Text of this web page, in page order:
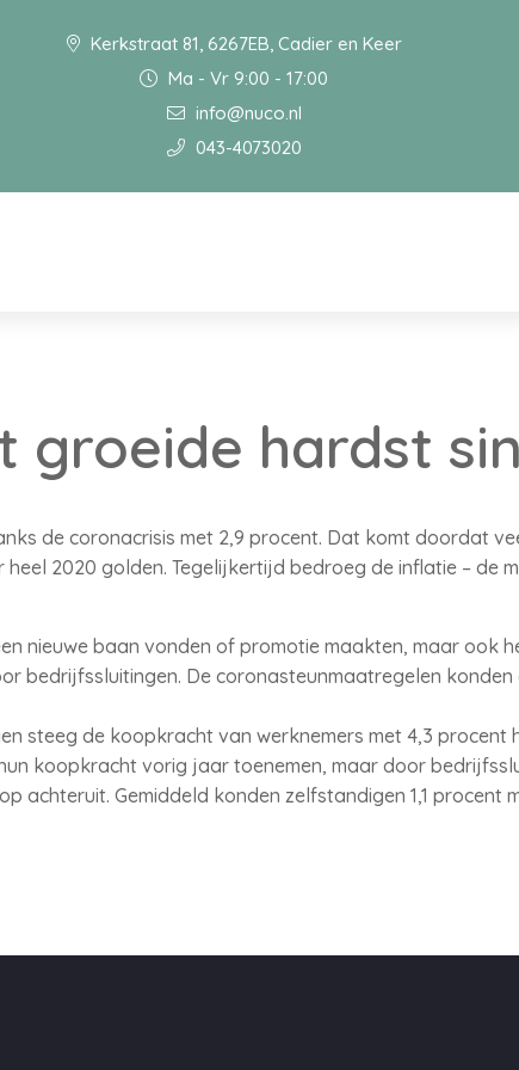
Kerkstraat 81, 6267EB, Cadier en Keer
Ma - Vr 9:00 - 17:00
info@nuco.nl
043-4073020
groeide hardst
de coronacrisis met 2,9 procent. Dat komt doordat
2020 golden. Tegelijkertijd bedroeg de inflatie – de
nieuwe baan vonden of promotie maakten, maar ook
bedrijfssluitingen. De coronasteunmaatregelen
steeg de koopkracht van werknemers met 4,3 procent
koopkracht vorig jaar toenemen, maar door
achteruit. Gemiddeld konden zelfstandigen 1,1 procent